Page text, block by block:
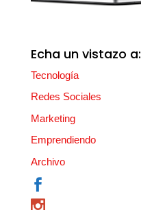
Echa un vistazo a:
Tecnología
Redes Sociales
Marketing
Emprendiendo
Archivo